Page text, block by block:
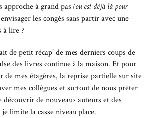
approche à grand pas (ou est déjà là pour
les congés sans partir avec une
à lire ?
de petit récap’ de mes derniers coups de
des livres continue à la maison. Et pour
de mes étagères, la reprise partielle sur site
mes collègues et surtout de nous prêter
découvrir de nouveaux auteurs et des
limite la casse niveau place.